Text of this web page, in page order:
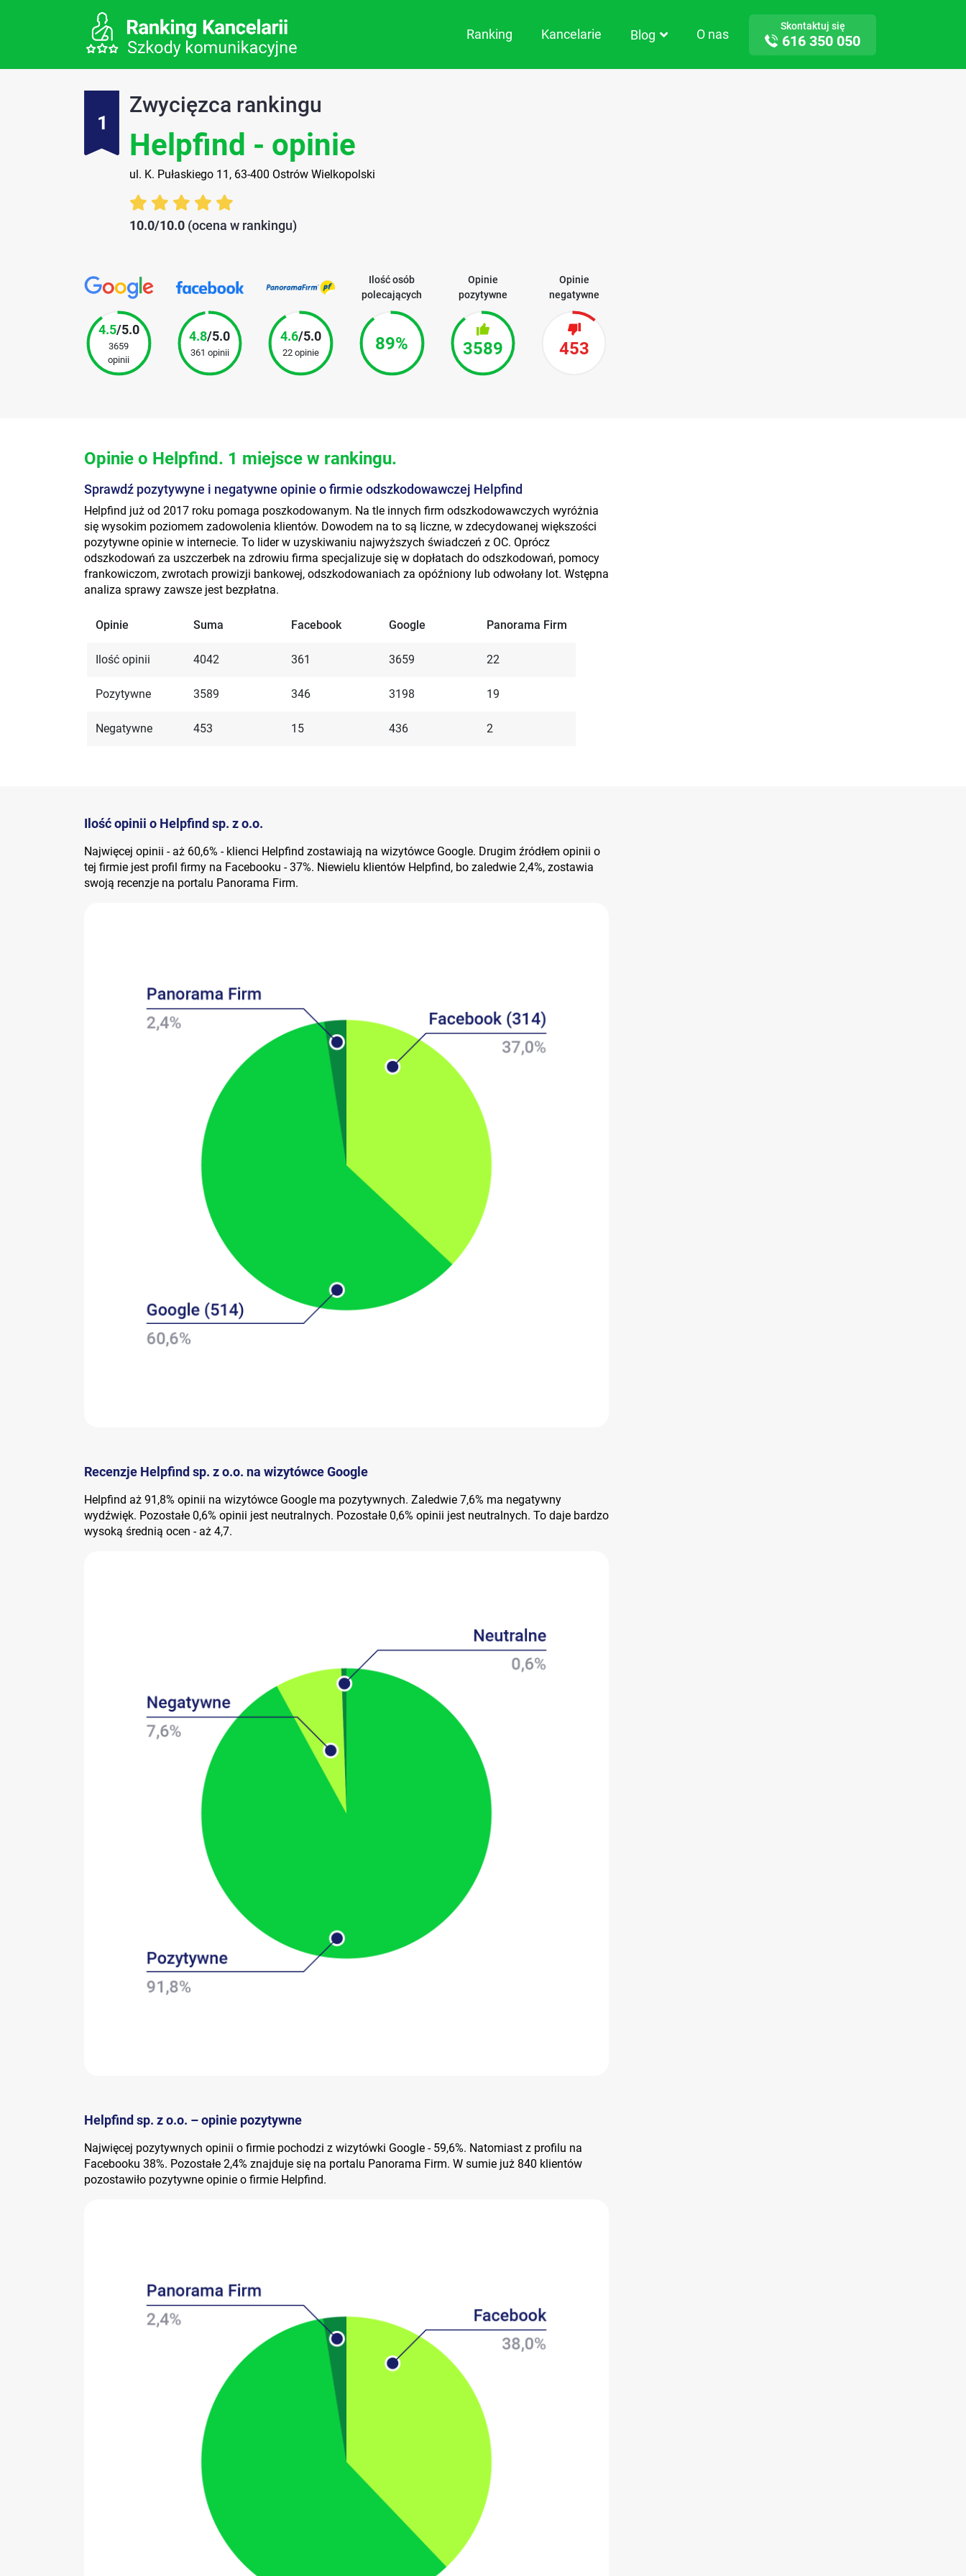
Ranking Kancelarie Blog O nas
Skontaktuj się
616 350 050
1
Zwycięzca rankingu
Helpfind - opinie
ul. K. Pułaskiego 11, 63-400 Ostrów Wielkopolski
10.0/10.0 (ocena w rankingu)
4.5/5.0
3659
opinii
4.8/5.0
361 opinii
4.6/5.0
22 opinie
Ilość osób
polecających
89%
Opinie
pozytywne
3589
Opinie
negatywne
453
Opinie o Helpfind. 1 miejsce w rankingu.
Sprawdź pozytywyne i negatywne opinie o firmie odszkodowawczej Helpfind
Helpfind już od 2017 roku pomaga poszkodowanym. Na tle innych firm odszkodowawczych wyróżnia
się wysokim poziomem zadowolenia klientów. Dowodem na to są liczne, w zdecydowanej większości
pozytywne opinie w internecie. To lider w uzyskiwaniu najwyższych świadczeń z OC. Oprócz
odszkodowań za uszczerbek na zdrowiu firma specjalizuje się w dopłatach do odszkodowań, pomocy
frankowiczom, zwrotach prowizji bankowej, odszkodowaniach za opóźniony lub odwołany lot. Wstępna
analiza sprawy zawsze jest bezpłatna.
Opinie Suma Facebook Google Panorama Firm
Ilość opinii 4042 361 3659 22
Pozytywne 3589 346 3198 19
Negatywne 453 15 436 2
Ilość opinii o Helpfind sp. z o.o.
Najwięcej opinii - aż 60,6% - klienci Helpfind zostawiają na wizytówce Google. Drugim źródłem opinii o
tej firmie jest profil firmy na Facebooku - 37%. Niewielu klientów Helpfind, bo zaledwie 2,4%, zostawia
swoją recenzje na portalu Panorama Firm.
Recenzje Helpfind sp. z o.o. na wizytówce Google
Helpfind aż 91,8% opinii na wizytówce Google ma pozytywnych. Zaledwie 7,6% ma negatywny
wydźwięk. Pozostałe 0,6% opinii jest neutralnych. Pozostałe 0,6% opinii jest neutralnych. To daje bardzo
wysoką średnią ocen - aż 4,7.
Helpfind sp. z o.o. – opinie pozytywne
Najwięcej pozytywnych opinii o firmie pochodzi z wizytówki Google - 59,6%. Natomiast z profilu na
Facebooku 38%. Pozostałe 2,4% znajduje się na portalu Panorama Firm. W sumie już 840 klientów
pozostawiło pozytywne opinie o firmie Helpfind.